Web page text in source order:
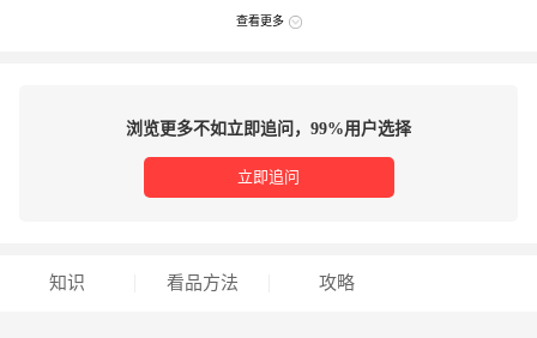
查看更多
浏览更多不如立即追问，99%用户选择
立即追问
知识 看品方法 攻略